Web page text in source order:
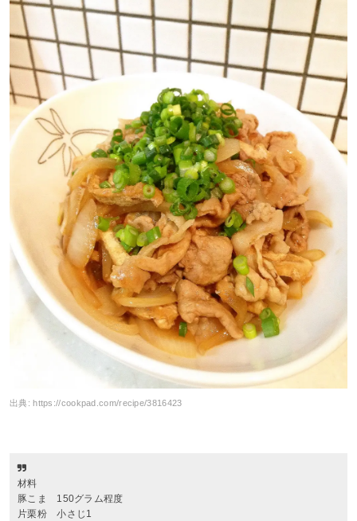
出典:https://cookpad.com/recipe/3816423
材料
豚こま 150グラム程度
片栗粉 小さじ1